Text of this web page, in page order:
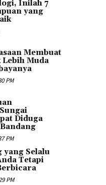
Inilah 7
yang
Membuat
Muda
PM
Diduga
PM
yang Selalu
Tetapi
PM